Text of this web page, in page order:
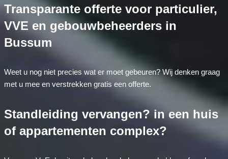
Transparante offerte voor particulier,
VVE en gebouwbeheerders in
Bussum
Weet u nog niet precies wat er moet gebeuren? Wij denken graag
met u mee en verstrekken gratis een offerte.
Standleiding vervangen? in een huis
of appartementen complex?